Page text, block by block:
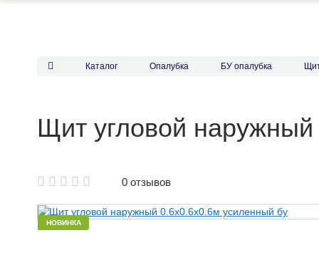
Аренда опалубки перекрытий
Аренда опалубки колонн
Аренда опалубки Б/У
Каталог Опалубка БУ опалубка
Щит угловой
0 отзывов
НОВИНКА